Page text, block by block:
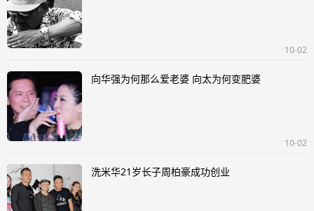
10-02
向华强为何那么爱老婆 向太为何变肥婆
10-02
洗米华21岁长子周柏豪成功创业